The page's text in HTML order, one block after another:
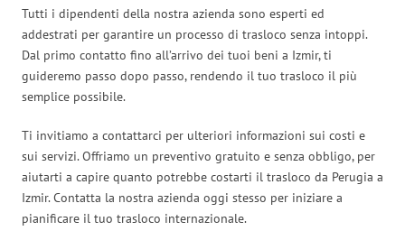
Tutti i dipendenti della nostra azienda sono esperti ed
addestrati per garantire un processo di trasloco senza intoppi.
Dal primo contatto fino all’arrivo dei tuoi beni a Izmir, ti
guideremo passo dopo passo, rendendo il tuo trasloco il più
semplice possibile.
Ti invitiamo a contattarci per ulteriori informazioni sui costi e
sui servizi. Offriamo un preventivo gratuito e senza obbligo, per
aiutarti a capire quanto potrebbe costarti il trasloco da Perugia a
Izmir. Contatta la nostra azienda oggi stesso per iniziare a
pianificare il tuo trasloco internazionale.